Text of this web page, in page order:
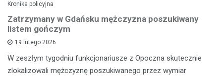
Kronika policyjna
Zatrzymany w Gdańsku mężczyzna poszukiwany
listem gończym
19 lutego 2026
W zeszłym tygodniu funkcjonariusze z Opoczna skutecznie
zlokalizowali mężczyznę poszukiwanego przez wymiar